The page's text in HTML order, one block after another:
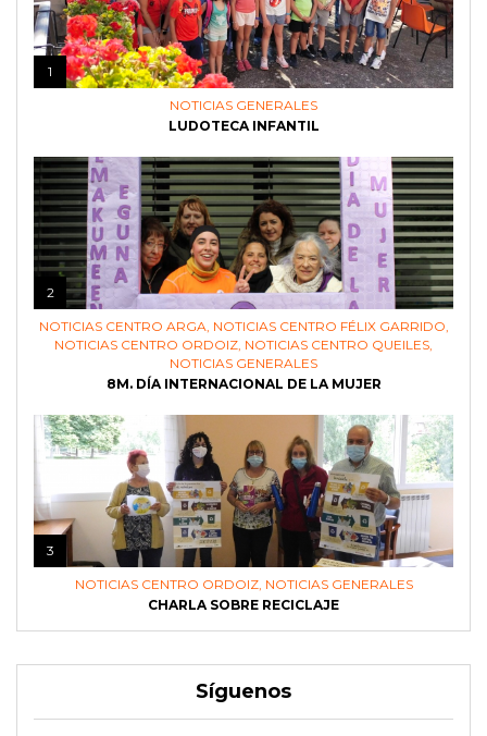
1
NOTICIAS GENERALES
LUDOTECA INFANTIL
2
NOTICIAS CENTRO ARGA, NOTICIAS CENTRO FÉLIX GARRIDO,
NOTICIAS CENTRO ORDOIZ, NOTICIAS CENTRO QUEILES,
NOTICIAS GENERALES
8M. DÍA INTERNACIONAL DE LA MUJER
3
NOTICIAS CENTRO ORDOIZ, NOTICIAS GENERALES
CHARLA SOBRE RECICLAJE
Síguenos